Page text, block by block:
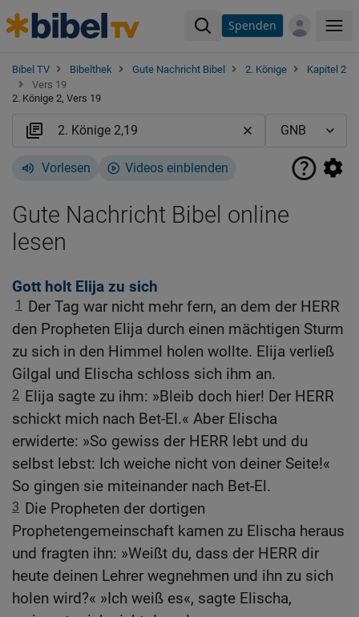
Spenden
Bibel TV Bibelthek Gute Nachricht Bibel 2. Könige
Kapitel 2
Vers 19
2. Könige 2, Vers 19
Vorlesen Videos einblenden
Gute Nachricht Bibel online
lesen
Gott holt Elija zu sich
1
Der Tag war nicht mehr fern, an dem der HERR
den Propheten Elija durch einen mächtigen Sturm
zu sich in den Himmel holen wollte. Elija verließ
Gilgal und Elischa schloss sich ihm an.
2 Elija sagte zu ihm: »Bleib doch hier! Der HERR
schickt mich nach Bet-El.« Aber Elischa
erwiderte: »So gewiss der HERR lebt und du
selbst lebst: Ich weiche nicht von deiner Seite!«
So gingen sie miteinander nach Bet-El.
3 Die Propheten der dortigen
Prophetengemeinschaft kamen zu Elischa heraus
und fragten ihn: »Weißt du, dass der HERR dir
heute deinen Lehrer wegnehmen und ihn zu sich
holen wird?« »Ich weiß es«, sagte Elischa,